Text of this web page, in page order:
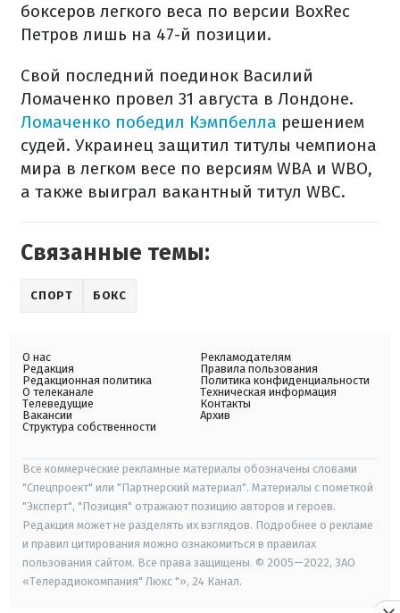
боксеров легкого веса по версии BoxRec
Петров лишь на 47-й позиции.
Свой последний поединок Василий
Ломаченко провел 31 августа в Лондоне.
Ломаченко победил Кэмпбелла решением
судей. Украинец защитил титулы чемпиона
мира в легком весе по версиям WBA и WBO,
а также выиграл вакантный титул WBC.
Связанные темы:
СПОРТ БОКС
О нас
Редакция
Редакционная политика
О телеканале
Телеведущие
Вакансии
Структура собственности
Рекламодателям
Правила пользования
Политика конфиденциальности
Техническая информация
Контакты
Архив
Все коммерческие рекламные материалы обозначены словами
"Спецпроект" или "Партнерский материал". Материалы с пометкой
"Эксперт", "Позиция" отражают позицию авторов и героев.
Редакция может не разделять их взглядов. Подробнее о рекламе
и правил цитирования можно ознакомиться в правилах
пользования сайтом. Все права защищены. © 2005—2022, ЗАО
«Телерадиокомпания" Люкс "», 24 Канал.